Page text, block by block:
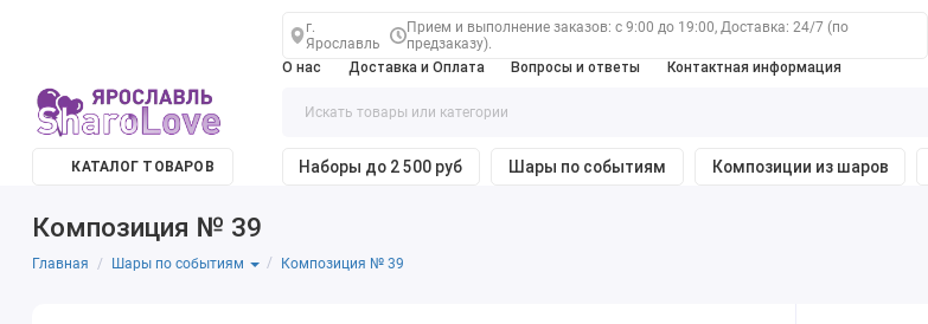
г.
Ярославль
Прием и выполнение заказов: с 9:00 до 19:00, Доставка: 24/7 (по
предзаказу).
О нас
Доставка и Оплата Вопросы и ответы Контактная информация
КАТАЛОГ ТОВАРОВ Наборы до 2 500 руб Шары по событиям Композиции из шаров
Композиция № 39
Главная Шары по событиям Композиция № 39